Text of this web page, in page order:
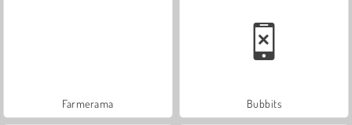
Farmerama Bubbits